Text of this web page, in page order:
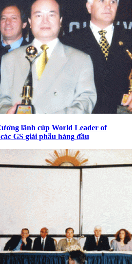
lãnh cúp World Leader of
GS giải phẫu hàng đầu